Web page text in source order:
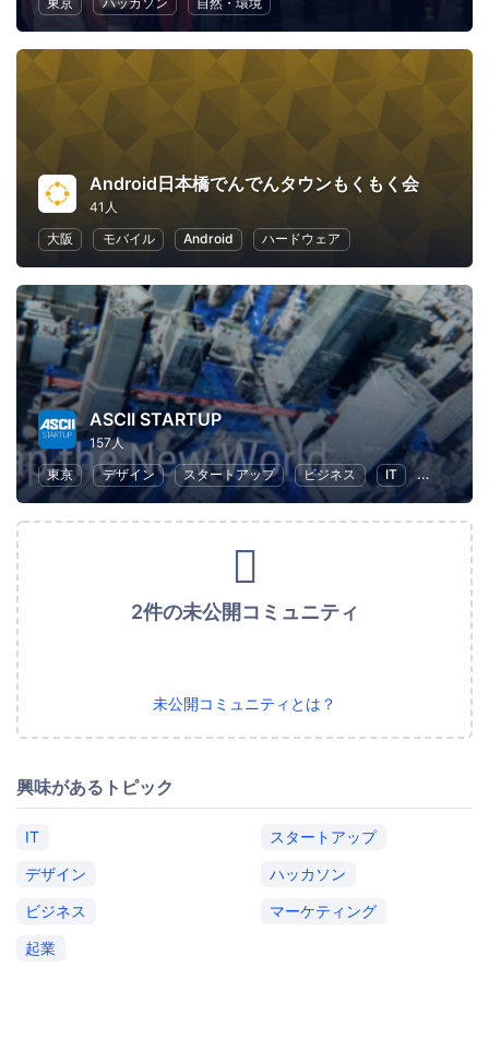
Android日本橋でんでんタウンもくもく会
41人
大阪
モバイル Android ハードウェア
ASCII STARTUP
157人
東京
デザイン スタートアップ ビジネス IT 起業
2件の未公開コミュニティ
未公開コミュニティとは？
興味があるトピック
IT
スタートアップ
デザイン
ハッカソン
ビジネス
マーケティング
起業